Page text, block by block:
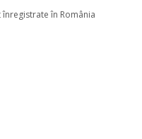
în România